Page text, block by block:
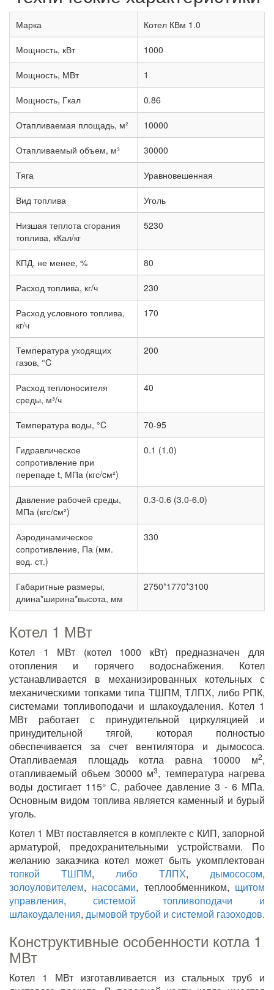
Марка Котел КВм 1.0
Мощность, кВт 1000
Мощность, МВт 1
Мощность, Гкал 0.86
Отапливаемая площадь, м² 10000
Отапливаемый объем, м³ 30000
Тяга Уравновешенная
Вид топлива Уголь
Низшая теплота сгорания
топлива, кКал/кг
5230
КПД, не менее, % 80
Расход топлива, кг/ч 230
Расход условного топлива,
кг/ч
170
Температура уходящих
газов, °C
200
Расход теплоносителя
среды, м³/ч
40
Температура воды, °C 70-95
Гидравлическое
сопротивление при
перепаде t, МПа (кгс/cм²)
0.1 (1.0)
Давление рабочей среды,
МПа (кгс/cм²)
0.3-0.6 (3.0-6.0)
Аэродинамическое
сопротивление, Па (мм.
вод. ст.)
330
Габаритные размеры,
длина*ширина*высота, мм
2750*1770*3100
Котел 1 МВт
Котел 1 МВт (котел 1000 кВт) предназначен для
отопления и горячего водоснабжения. Котел
устанавливается в механизированных котельных с
механическими топками типа ТШПМ, ТЛПХ, либо РПК,
системами топливоподачи и шлакоудаления. Котел 1
МВт работает с принудительной циркуляцией и
принудительной тягой, которая полностью
обеспечивается за счет вентилятора и дымососа.
Отапливаемая площадь котла равна 10000 м2,
отапливаемый объем 30000 м3, температура нагрева
воды достигает 115° С, рабочее давление 3 - 6 МПа.
Основным видом топлива является каменный и бурый
уголь.
Котел 1 МВт поставляется в комплекте с КИП, запорной
арматурой, предохранительными устройствами. По
желанию заказчика котел может быть укомплектован
топкой ТШПМ, либо ТЛПХ, дымососом,
золоуловителем, насосами, теплообменником, щитом
управления, системой топливоподачи и
шлакоудаления, дымовой трубой и системой газоходов.
Конструктивные особенности котла 1
МВт
Котел 1 МВт изготавливается из стальных труб и